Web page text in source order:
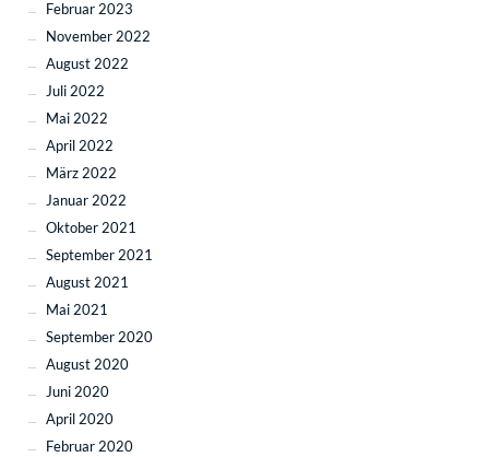
Februar 2023
November 2022
August 2022
Juli 2022
Mai 2022
April 2022
März 2022
Januar 2022
Oktober 2021
September 2021
August 2021
Mai 2021
September 2020
August 2020
Juni 2020
April 2020
Februar 2020